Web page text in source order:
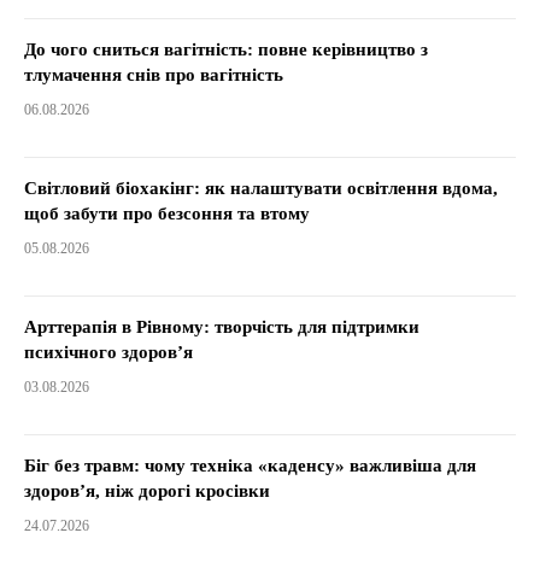
До чого сниться вагітність: повне керівництво з
тлумачення снів про вагітність
06.08.2026
Світловий біохакінг: як налаштувати освітлення вдома,
щоб забути про безсоння та втому
05.08.2026
Арттерапія в Рівному: творчість для підтримки
психічного здоров’я
03.08.2026
Біг без травм: чому техніка «каденсу» важливіша для
здоров’я, ніж дорогі кросівки
24.07.2026